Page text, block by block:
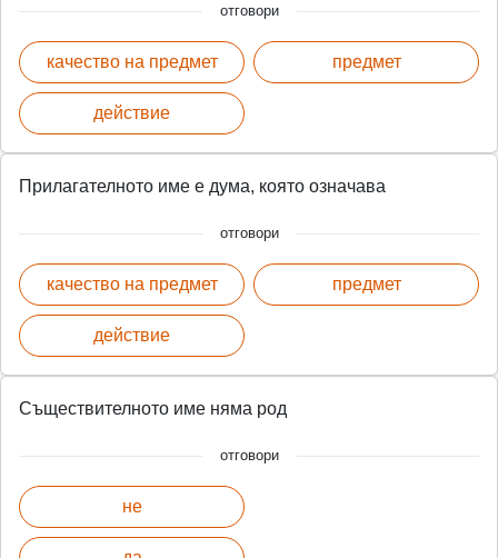
отговори
качество на предмет
действие
предмет
Прилагателното име е дума, която означава
отговори
качество на предмет
действие
предмет
Съществителното име няма род
отговори
не